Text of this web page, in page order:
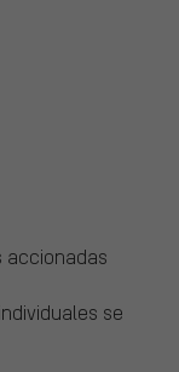
accionadas
se